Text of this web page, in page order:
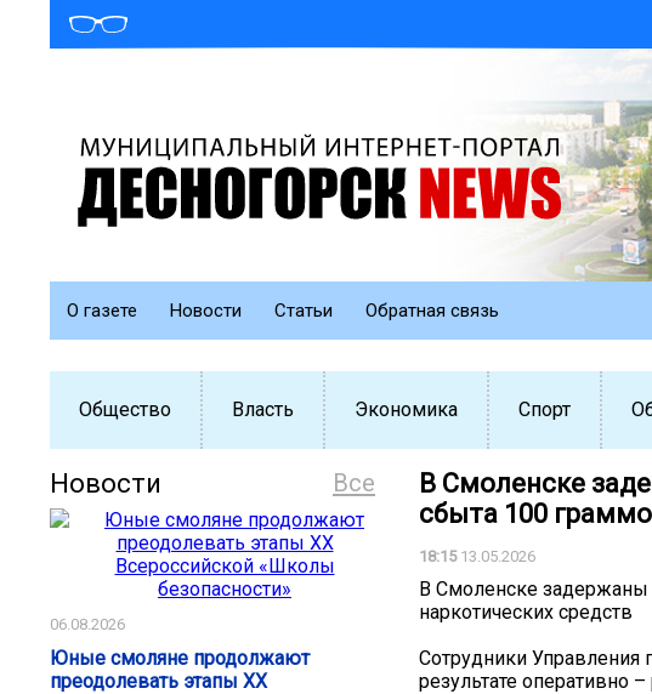
О газете Новости Статьи Обратная связь
Общество Власть Экономика Спорт
Все
Новости
06.08.2026
Юные смоляне продолжают
преодолевать этапы XX
В Смоленске
сбыта 100
18:1513.05.2026
В Смоленске
наркотических средств
Сотрудники Управления
результате оперативно